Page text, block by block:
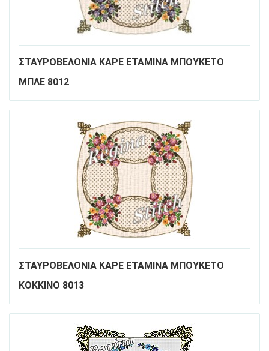
ΣΤΑΥΡΟΒΕΛΟΝΙΑ ΚΑΡΕ ΕΤΑΜΙΝΑ ΜΠΟΥΚΕΤΟ
ΜΠΛΕ 8012
ΣΤΑΥΡΟΒΕΛΟΝΙΑ ΚΑΡΕ ΕΤΑΜΙΝΑ ΜΠΟΥΚΕΤΟ
ΚΟΚΚΙΝΟ 8013